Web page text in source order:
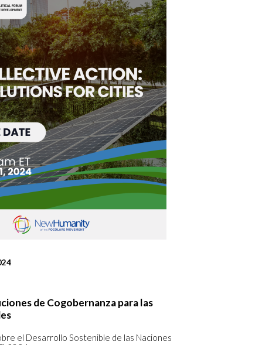
de Cogobernanza para las
el Desarrollo Sostenible de las Naciones